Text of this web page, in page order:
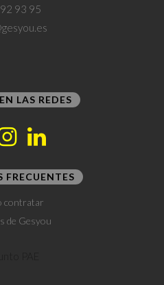
93 95
LAS REDES
FRECUENTES
contratar
de Gesyou